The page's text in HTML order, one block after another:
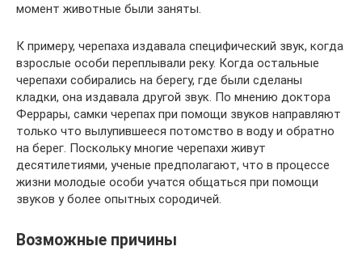
момент животные были заняты.
К примеру, черепаха издавала специфический звук, когда
взрослые особи переплывали реку. Когда остальные
черепахи собирались на берегу, где были сделаны
кладки, она издавала другой звук. По мнению доктора
Феррары, самки черепах при помощи звуков направляют
только что вылупившееся потомство в воду и обратно
на берег. Поскольку многие черепахи живут
десятилетиями, ученые предполагают, что в процессе
жизни молодые особи учатся общаться при помощи
звуков у более опытных сородичей.
Возможные причины